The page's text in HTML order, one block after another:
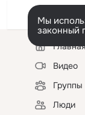
Мы
законный
Левая
колонкаГлавная
Видео
Группы
Люди